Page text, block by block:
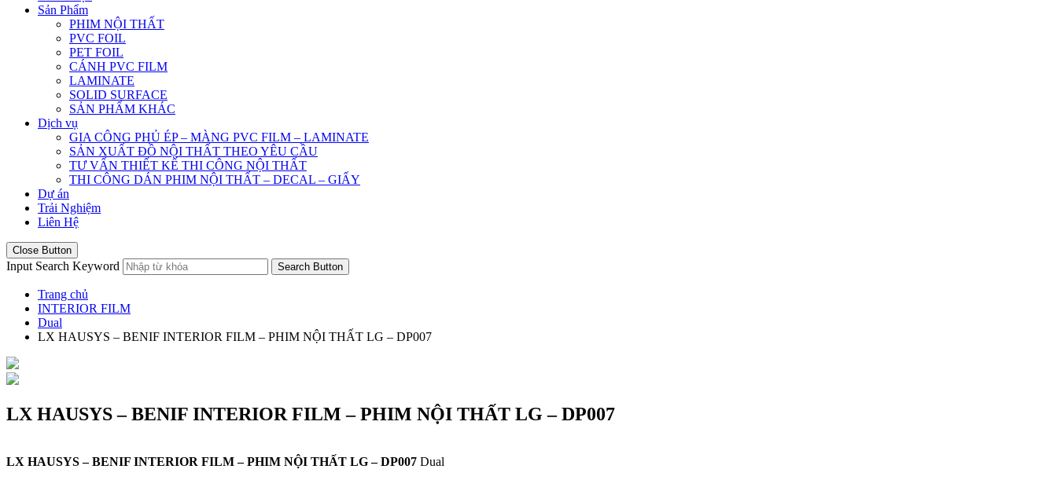
Sản Phẩm
PHIM NỘI THẤT
PVC FOIL
PET FOIL
CÁNH PVC FILM
LAMINATE
SOLID SURFACE
SẢN PHẨM KHÁC
Dịch vụ
GIA CÔNG PHỦ ÉP – MÀNG PVC FILM – LAMINATE
SẢN XUẤT ĐỒ NỘI THẤT THEO YÊU CẦU
TƯ VẤN THIẾT KẾ THI CÔNG NỘI THẤT
THI CÔNG DÁN PHIM NỘI THẤT – DECAL – GIẤY
Dự án
Trải Nghiệm
Liên Hệ
Close Button
Input Search Keyword Search Button
Trang chủ
INTERIOR FILM
Dual
LX HAUSYS – BENIF INTERIOR FILM – PHIM NỘI THẤT LG – DP007
LX HAUSYS – BENIF INTERIOR FILM – PHIM NỘI THẤT LG – DP007
LX HAUSYS – BENIF INTERIOR FILM – PHIM NỘI THẤT LG – DP007 Dual